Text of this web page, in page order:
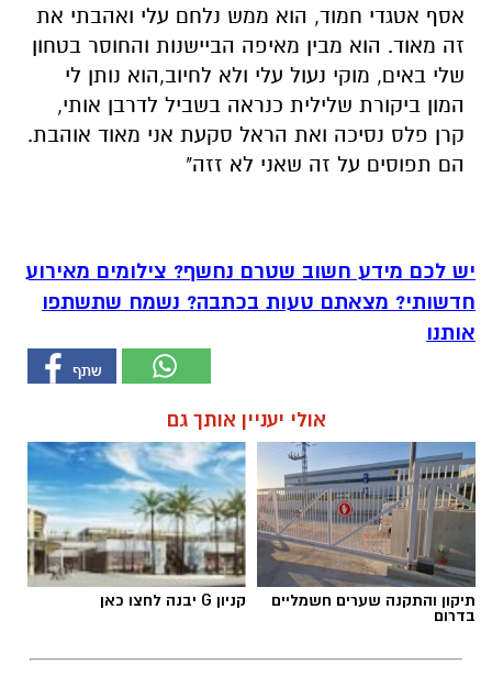
אסף אטגדי חמוד, הוא ממש נלחם עלי ואהבתי את
זה מאוד. הוא מבין מאיפה הביישנות והחוסר בטחון
שלי באים, מוקי נעול עלי ולא לחיוב,הוא נותן לי
המון ביקורת שלילית כנראה בשביל לדרבן אותי,
קרן פלס נסיכה ואת הראל סקעת אני מאוד אוהבת.
הם תפוסים על זה שאני לא זזה"
יש לכם מידע חשוב שטרם נחשף? צילומים מאירוע
חדשותי? מצאתם טעות בכתבה? נשמח שתשתפו
אותנו
אולי יעניין אותך גם
תיקון והתקנה שערים חשמליים
בדרום
קניון G יבנה לחצו כאן